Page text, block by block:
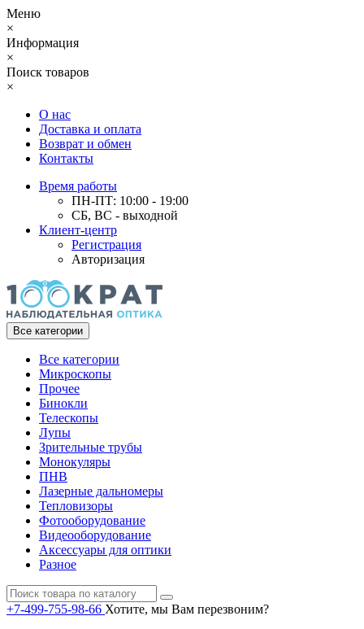
Меню
×
Информация
×
Поиск товаров
×
О нас
Доставка и оплата
Возврат и обмен
Контакты
Время работы
ПН-ПТ: 10:00 - 19:00
СБ, ВС - выходной
Клиент-центр
Регистрация
Авторизация
Все категории
Все категории
Микроскопы
Прочее
Бинокли
Телескопы
Лупы
Зрительные трубы
Монокуляры
ПНВ
Лазерные дальномеры
Тепловизоры
Фотооборудование
Видеооборудование
Аксессуары для оптики
Разное
+7-499-755-98-66 Хотите, мы Вам перезвоним?